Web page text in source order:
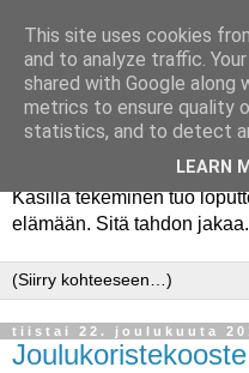
Käsillä tekeminen tuo
elämään. Sitä tahdon jakaa.
tiistai 22. joulukuuta
Joulukoristekooste
This site uses cookies
and to analyze traffic.
shared with Google along
metrics to ensure quality
statistics, and to detect
LEARN